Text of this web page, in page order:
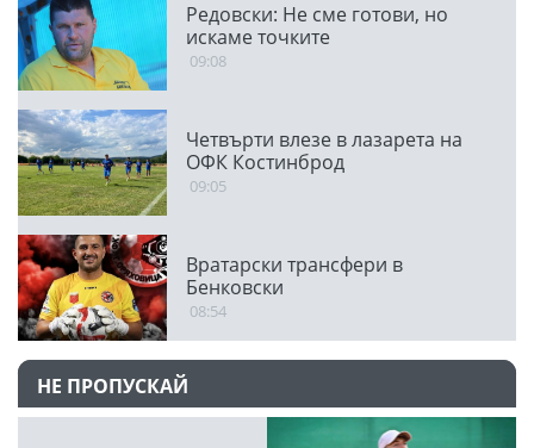
Редовски: Не сме готови, но
искаме точките
09:08
Четвърти влезе в лазарета на
ОФК Костинброд
09:05
Вратарски трансфери в
Бенковски
08:54
НЕ ПРОПУСКАЙ